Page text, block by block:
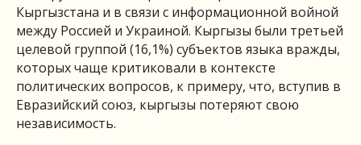
Кыргызстана и в связи с информационной войной
между Россией и Украиной. Кыргызы были третьей
целевой группой (16,1%) субъектов языка вражды,
которых чаще критиковали в контексте
политических вопросов, к примеру, что, вступив в
Евразийский союз, кыргызы потеряют свою
независимость.